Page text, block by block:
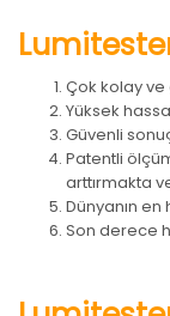
Çok kolay ve
Yüksek
Güvenli
Patentli
arttırmakta
Dünyanın en
Son derece